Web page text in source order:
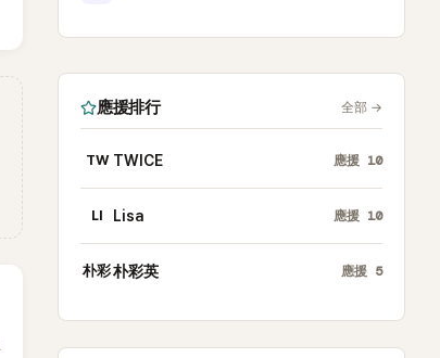
應援排行 全部 →
TW TWICE 應援 10
LI Lisa 應援 10
朴彩朴彩英 應援 5